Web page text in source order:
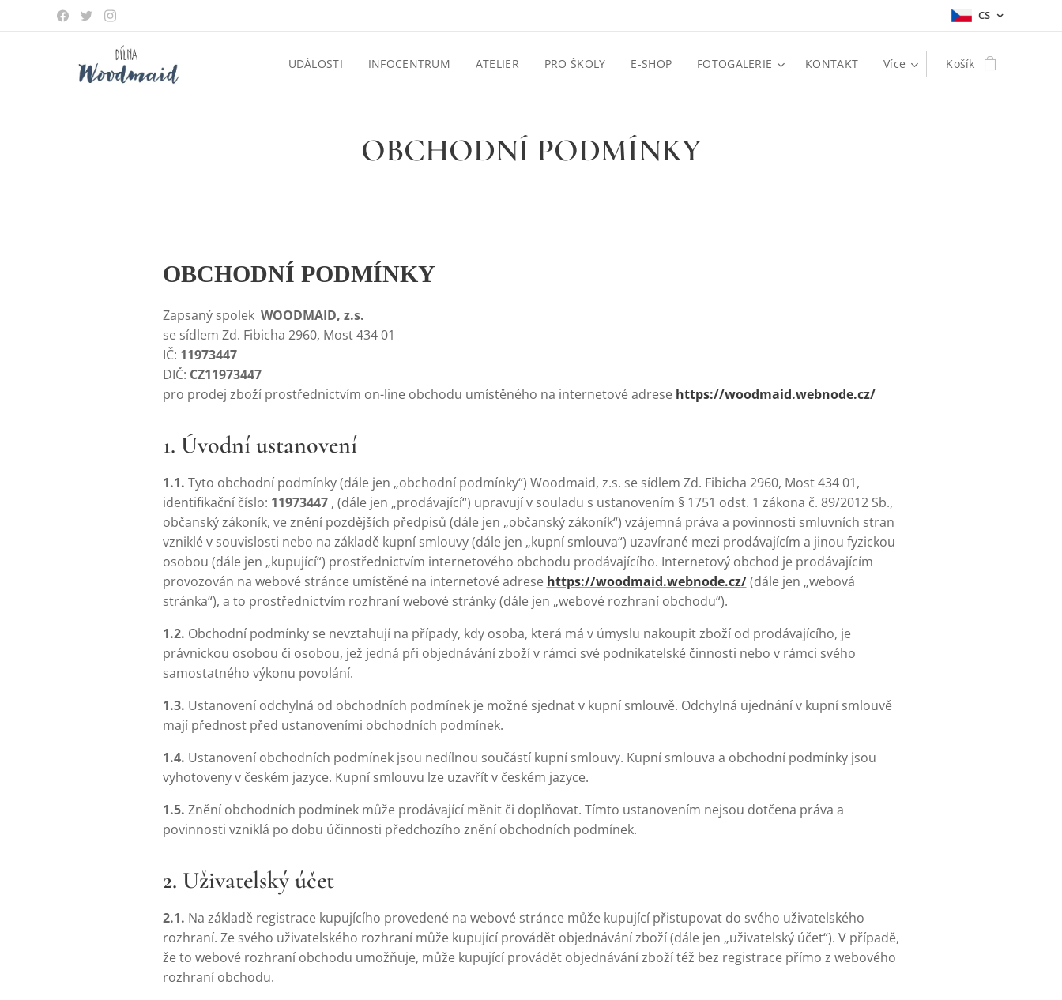
CS
UDÁLOSTI INFOCENTRUM ATELIER PRO ŠKOLY E-SHOP FOTOGALERIE KONTAKT Více Košík
OBCHODNÍ PODMÍNKY
OBCHODNÍ PODMÍNKY
Zapsaný spolek WOODMAID, z.s.
se sídlem Zd. Fibicha 2960, Most 434 01
IČ: 11973447
DIČ: CZ11973447
pro prodej zboží prostřednictvím on-line obchodu umístěného na internetové adrese https://woodmaid.webnode.cz/
1. Úvodní ustanovení
1.1. Tyto obchodní podmínky (dále jen „obchodní podmínky“) Woodmaid, z.s. se sídlem Zd. Fibicha 2960, Most 434 01,
identifikační číslo: 11973447, (dále jen „prodávající“) upravují v souladu s ustanovením § 1751 odst. 1 zákona č. 89/2012 Sb.,
občanský zákoník, ve znění pozdějších předpisů (dále jen „občanský zákoník“) vzájemná práva a povinnosti smluvních stran
vzniklé v souvislosti nebo na základě kupní smlouvy (dále jen „kupní smlouva“) uzavírané mezi prodávajícím a jinou fyzickou
osobou (dále jen „kupující“) prostřednictvím internetového obchodu prodávajícího. Internetový obchod je prodávajícím
provozován na webové stránce umístěné na internetové adrese https://woodmaid.webnode.cz/(dále jen „webová
stránka“), a to prostřednictvím rozhraní webové stránky (dále jen „webové rozhraní obchodu“).
1.2. Obchodní podmínky se nevztahují na případy, kdy osoba, která má v úmyslu nakoupit zboží od prodávajícího, je
právnickou osobou či osobou, jež jedná při objednávání zboží v rámci své podnikatelské činnosti nebo v rámci svého
samostatného výkonu povolání.
1.3. Ustanovení odchylná od obchodních podmínek je možné sjednat v kupní smlouvě. Odchylná ujednání v kupní smlouvě
mají přednost před ustanoveními obchodních podmínek.
1.4. Ustanovení obchodních podmínek jsou nedílnou součástí kupní smlouvy. Kupní smlouva a obchodní podmínky jsou
vyhotoveny v českém jazyce. Kupní smlouvu lze uzavřít v českém jazyce.
1.5. Znění obchodních podmínek může prodávající měnit či doplňovat. Tímto ustanovením nejsou dotčena práva a
povinnosti vzniklá po dobu účinnosti předchozího znění obchodních podmínek.
2. Uživatelský účet
2.1. Na základě registrace kupujícího provedené na webové stránce může kupující přistupovat do svého uživatelského
rozhraní. Ze svého uživatelského rozhraní může kupující provádět objednávání zboží (dále jen „uživatelský účet“). V případě,
že to webové rozhraní obchodu umožňuje, může kupující provádět objednávání zboží též bez registrace přímo z webového
rozhraní obchodu.